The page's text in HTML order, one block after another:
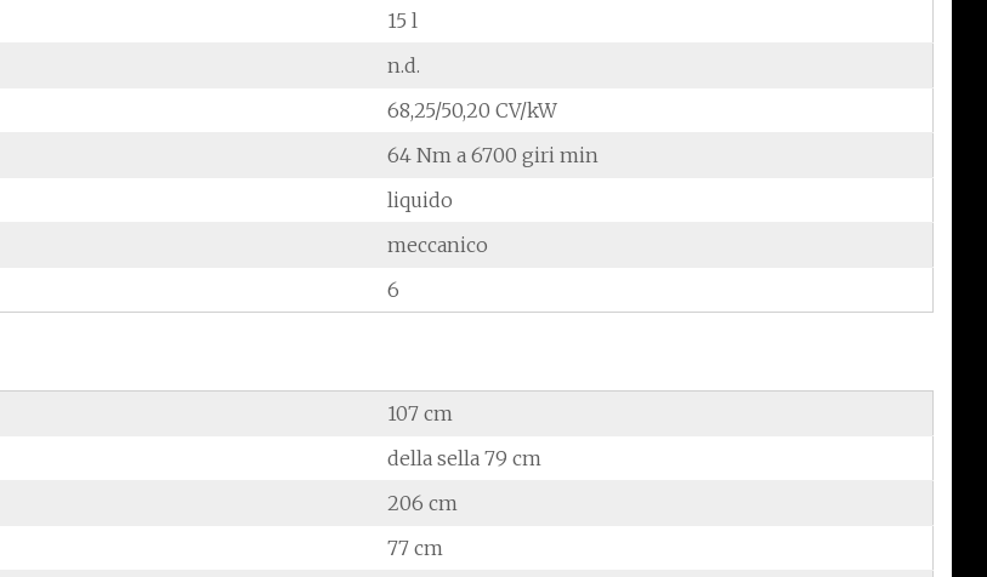
15 l
n.d.
68,25/50,20 CV/kW
64 Nm a 6700 giri min
liquido
meccanico
6
107 cm
della sella 79 cm
206 cm
77 cm